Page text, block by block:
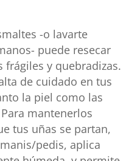
-o lavarte
puede resecar
y quebradizas.
de cuidado en tus
la piel como las
mantenerlos
tus uñas se partan,
pedis, aplica